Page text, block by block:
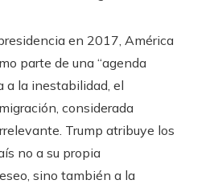
en 2017, América
parte de una “agenda
a la inestabilidad, el
considerada
Trump atribuye los
no a su propia
sino también a la